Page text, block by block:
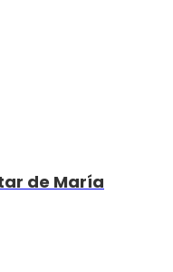
de María